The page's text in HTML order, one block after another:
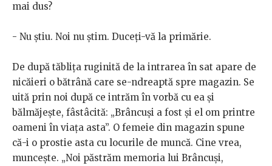
mai dus?
- Nu ştiu. Noi nu ştim. Duceţi-vă la primărie.
De după tăbliţa ruginită de la intrarea în sat apare de
nicăieri o bătrână care se-ndreaptă spre magazin. Se
uită prin noi după ce intrăm în vorbă cu ea şi
bălmăjeşte, fâstâcită: „Brâncuşi a fost şi el om printre
oameni în viaţa asta”. O femeie din magazin spune
că-i o prostie asta cu locurile de muncă. Cine vrea,
munceşte. „Noi păstrăm memoria lui Brâncuşi,